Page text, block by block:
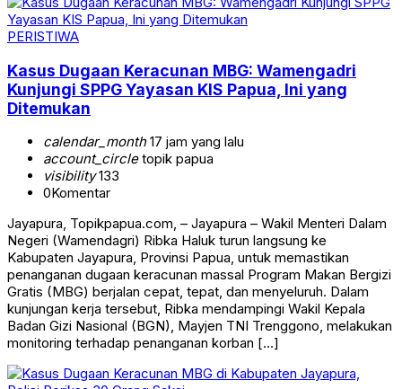
PERISTIWA
Kasus Dugaan Keracunan MBG: Wamengadri
Kunjungi SPPG Yayasan KIS Papua, Ini yang
Ditemukan
calendar_month17 jam yang lalu
account_circletopik papua
visibility133
0Komentar
Jayapura, Topikpapua.com, – Jayapura – Wakil Menteri Dalam
Negeri (Wamendagri) Ribka Haluk turun langsung ke
Kabupaten Jayapura, Provinsi Papua, untuk memastikan
penanganan dugaan keracunan massal Program Makan Bergizi
Gratis (MBG) berjalan cepat, tepat, dan menyeluruh. Dalam
kunjungan kerja tersebut, Ribka mendampingi Wakil Kepala
Badan Gizi Nasional (BGN), Mayjen TNI Trenggono, melakukan
monitoring terhadap penanganan korban […]